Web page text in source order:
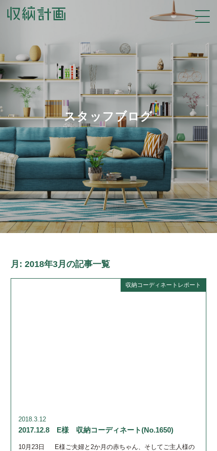
スタッフブログ
月:2018年3月の記事一覧
収納コーディネートレポート
2018.3.12
2017.12.8 E様 収納コーディネート(No.1650)
10月23日 E様ご夫婦と2か月の赤ちゃん、そしてご主人様の